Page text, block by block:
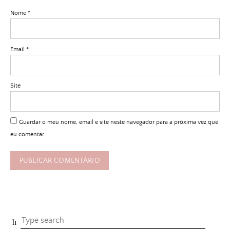
Nome *
Email *
Site
Guardar o meu nome, email e site neste navegador para a próxima vez que
eu comentar.